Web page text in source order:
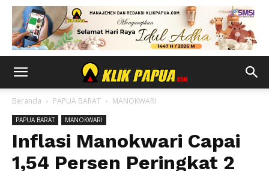
Beranda PAPUA BARAT MANOKWARI
PAPUA BARAT MANOKWARI
Inflasi Manokwari Capai
1,54 Persen Peringkat 2